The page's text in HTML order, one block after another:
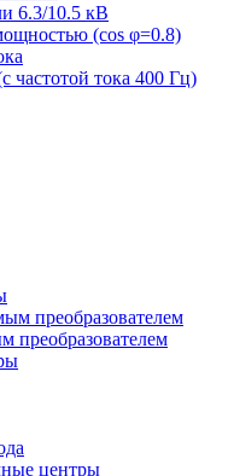
6.3/10.5 кВ
(cos φ=0.8)
частотой тока 400 Гц)
преобразователем
преобразователем
центры